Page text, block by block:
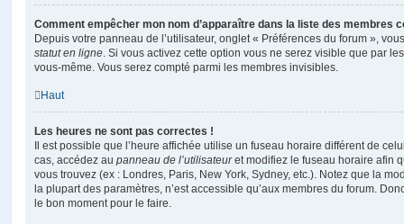
Comment empêcher mon nom d’apparaître dans la liste des membres
Depuis votre panneau de l’utilisateur, onglet « Préférences du forum »,
statut en ligne. Si vous activez cette option vous ne serez visible que par
vous-même. Vous serez compté parmi les membres invisibles.
Haut
Les heures ne sont pas correctes !
Il est possible que l’heure affichée utilise un fuseau horaire différent de
cas, accédez au panneau de l’utilisateuret modifiez le fuseau horaire afin
vous trouvez (ex : Londres, Paris, New York, Sydney, etc.). Notez que la
la plupart des paramètres, n’est accessible qu’aux membres du forum.
le bon moment pour le faire.